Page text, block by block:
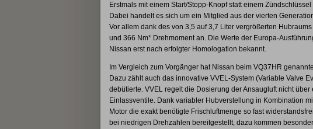
Erstmals mit einem Start/Stopp-Knopf statt einem
Dabei handelt es sich um ein Mitglied aus der vierten
Vor allem dank des von 3,5 auf 3,7 Liter vergrößerten
und 366 Nm* Drehmoment an. Die Werte der Europa-
Nissan erst nach erfolgter Homologation bekannt.
Im Vergleich zum Vorgänger hat Nissan beim VQ37HR
Dazu zählt auch das innovative VVEL-System (Variable Valve
debütierte. VVEL regelt die Dosierung der Ansaugluft nicht
Einlassventile. Dank variabler Hubverstellung in Kombination
Motor die exakt benötigte Frischluftmenge so fast
bei niedrigen Drehzahlen bereitgestellt, dazu kommen